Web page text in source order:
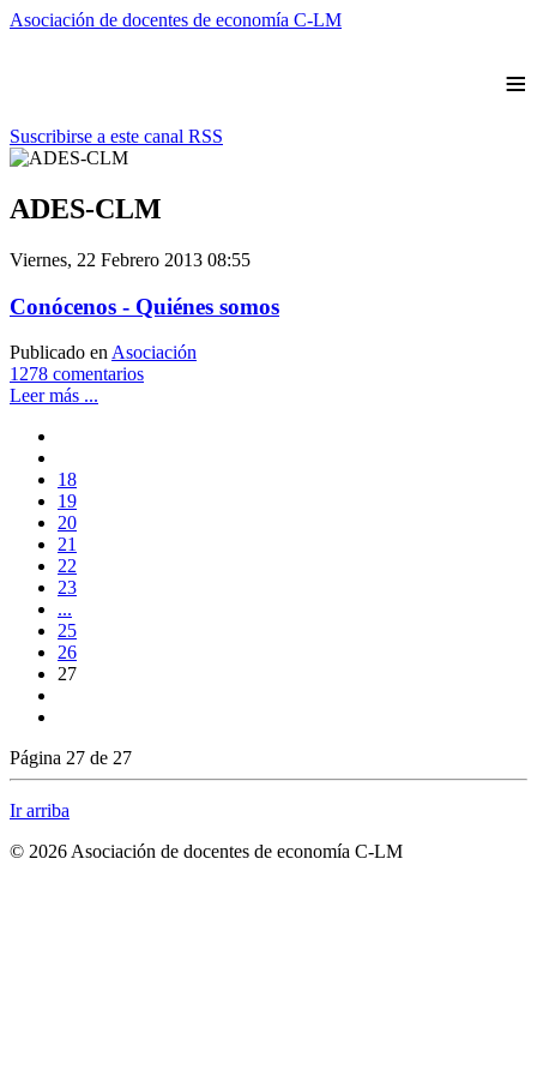
Asociación de docentes de economía C-LM
≡
Suscribirse a este canal RSS
ADES-CLM
Viernes, 22 Febrero 2013 08:55
Conócenos - Quiénes somos
Publicado en Asociación
1278 comentarios
Leer más ...
18
19
20
21
22
23
...
25
26
27
Página 27 de 27
Ir arriba
© 2026 Asociación de docentes de economía C-LM